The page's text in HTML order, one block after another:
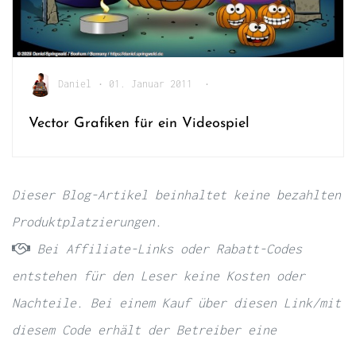
Daniel • 01. Januar 2011 •
Vector Grafiken für ein Videospiel
Dieser Blog-Artikel beinhaltet keine bezahlten
Produktplatzierungen.
Bei Affiliate-Links oder Rabatt-Codes
entstehen für den Leser keine Kosten oder
Nachteile. Bei einem Kauf über diesen Link/mit
diesem Code erhält der Betreiber eine